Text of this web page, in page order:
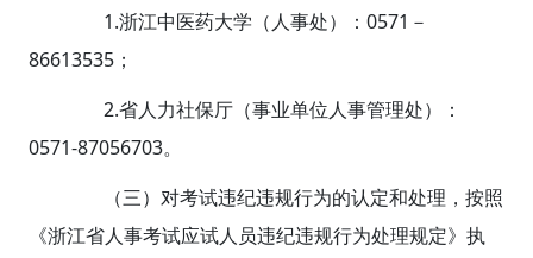
1.浙江中医药大学（人事处）：0571－
86613535；
2.省人力社保厅（事业单位人事管理处）：
0571-87056703。
（三）对考试违纪违规行为的认定和处理，按照
《浙江省人事考试应试人员违纪违规行为处理规定》执